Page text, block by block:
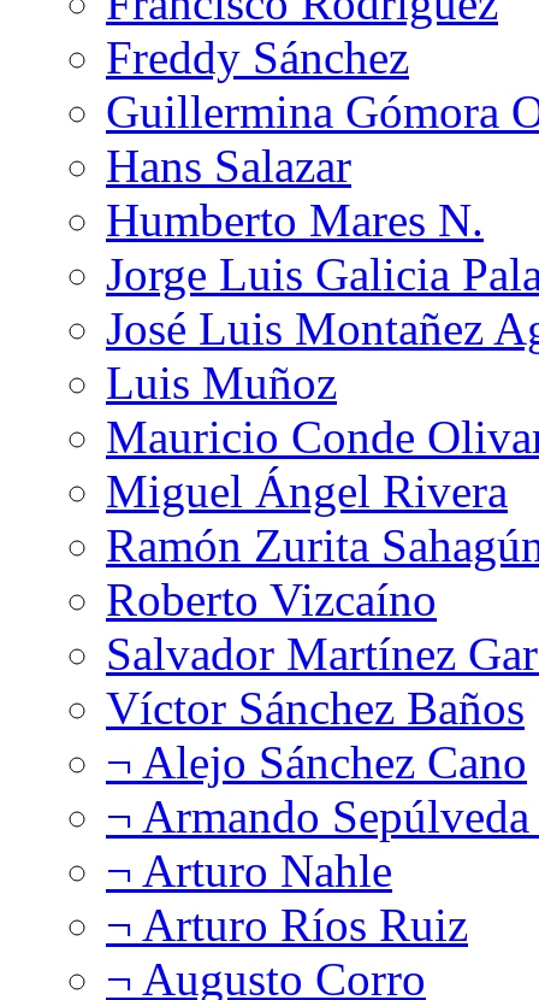
Freddy Sánchez
Guillermina Gómora
Hans Salazar
Humberto Mares N.
Jorge Luis Galicia
José Luis Montañez
Luis Muñoz
Mauricio Conde
Miguel Ángel Rivera
Ramón Zurita
Roberto Vizcaíno
Salvador Martínez
Víctor Sánchez Baños
¬ Alejo Sánchez Cano
¬ Armando
¬ Arturo Nahle
¬ Arturo Ríos Ruiz
¬ Augusto Corro